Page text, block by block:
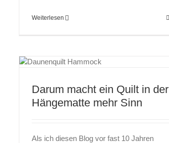
Weiterlesen
Darum macht ein Quilt in der
Hängematte mehr Sinn
Als ich diesen Blog vor fast 10 Jahren